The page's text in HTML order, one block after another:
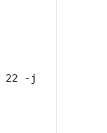
22 -j